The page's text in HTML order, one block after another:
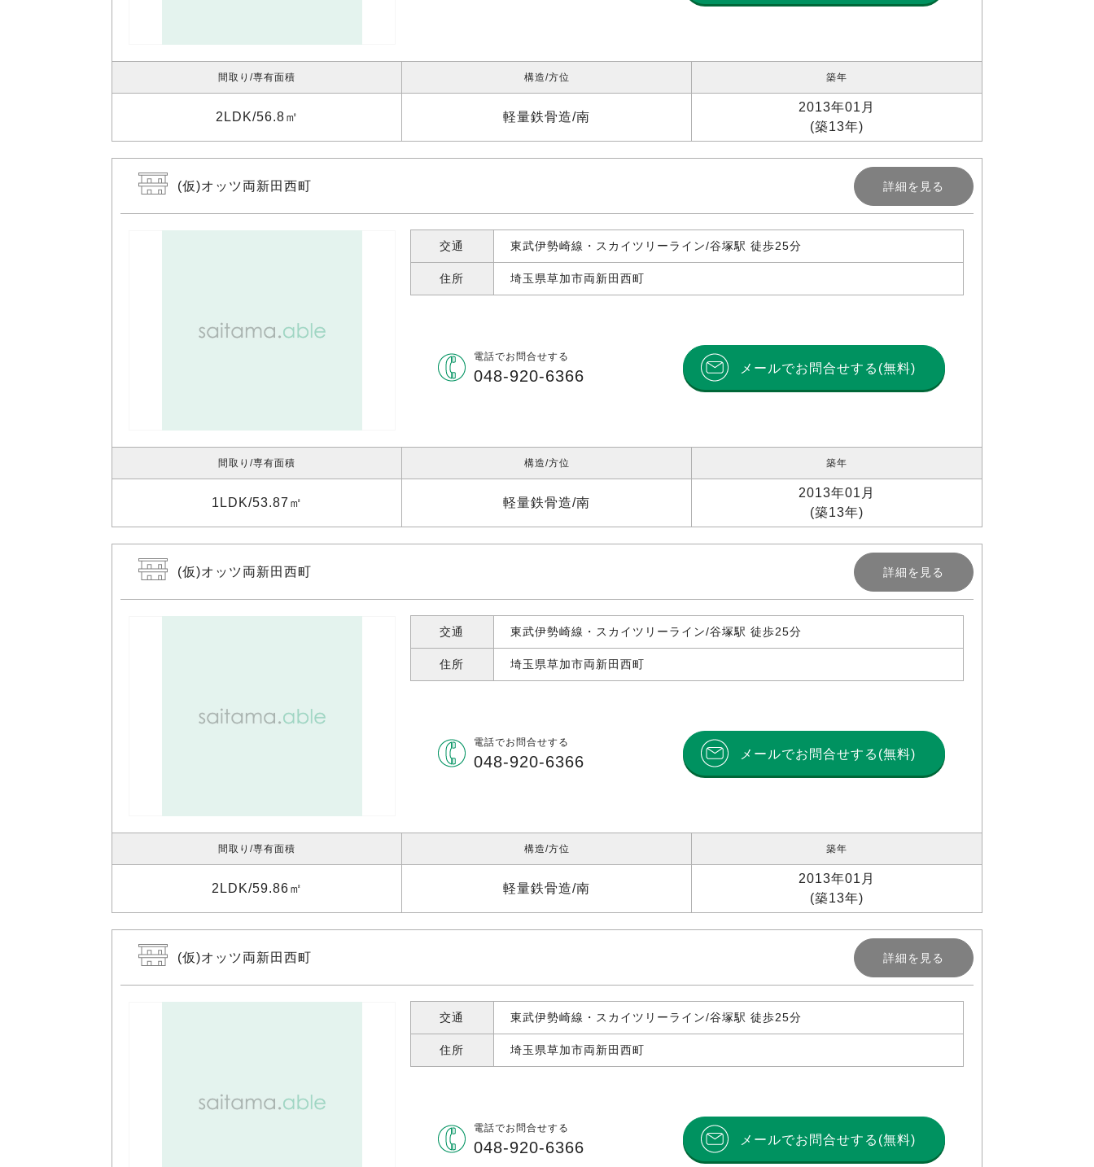
間取り 専有面積
2LDK 56.8㎡
構造 方位
軽量鉄骨造 南
築年
2013年01月
(築13年)
(仮)オッツ両新田西町 詳細を見る
交通 東武伊勢崎線・スカイツリーライン/谷塚駅 徒歩25分
住所 埼玉県草加市両新田西町
電話でお問合せする
048-920-6366 メールでお問合せする(無料)
間取り 専有面積
1LDK 53.87㎡
構造 方位
軽量鉄骨造 南
築年
2013年01月
(築13年)
(仮)オッツ両新田西町 詳細を見る
交通 東武伊勢崎線・スカイツリーライン/谷塚駅 徒歩25分
住所 埼玉県草加市両新田西町
電話でお問合せする
048-920-6366 メールでお問合せする(無料)
間取り 専有面積
2LDK 59.86㎡
構造 方位
軽量鉄骨造 南
築年
2013年01月
(築13年)
(仮)オッツ両新田西町 詳細を見る
交通 東武伊勢崎線・スカイツリーライン/谷塚駅 徒歩25分
住所 埼玉県草加市両新田西町
電話でお問合せする
048-920-6366 メールでお問合せする(無料)